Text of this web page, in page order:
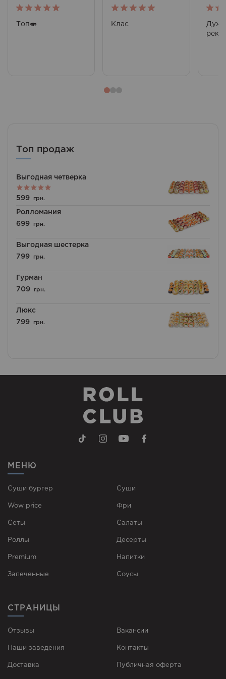
5out of 5
Топ🍣 5out of 5
Клас 5
Дуже
Топ продаж
Выгодная четверка
Оценка
599 грн.
Ролломания
699
грн.
Выгодная шестерка
799
грн.
Гурман
709
грн.
Люкс
799
грн.
МЕНЮ
Суши бургер
Wow price
Сеты
Роллы
Premium
Запеченные
Суши
Фри
Cалаты
Десерты
Напитки
Соусы
СТРАНИЦЫ
Отзывы
Наши заведения
Доставка
Вакансии
Контакты
Публичная оферта